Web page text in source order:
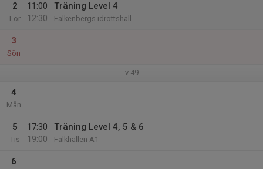
2
Lör
11:00
12:30
Träning Level 4
Falkenbergs idrottshall
3
Sön
v.49
4
Mån
5
Tis
17:30
19:00
Träning Level 4, 5 & 6
Falkhallen A1
6